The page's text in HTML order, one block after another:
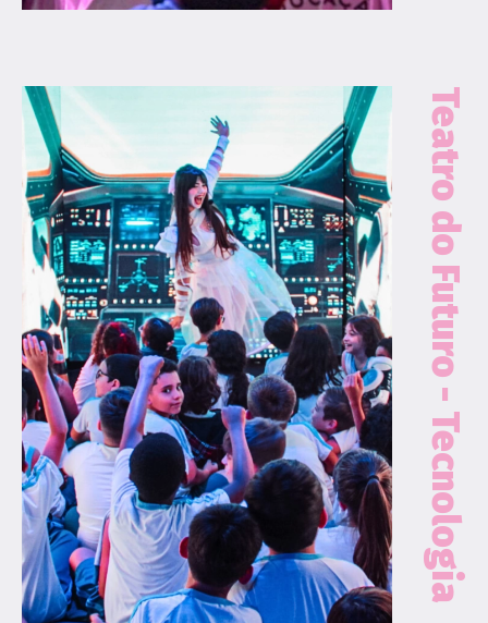
Teatro do Futuro - Tecnologia